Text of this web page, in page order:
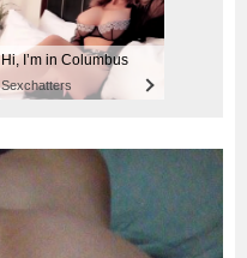
Hi, I’m in Columbus
Sexchatters